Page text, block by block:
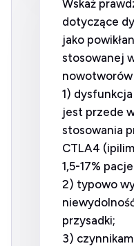
Wskaż
dotyczące
jako
stosowanej
nowotworów
1)
jest przede
stosowania
CTLA4
1,5-17%
2) typowo
przysadki;
3)